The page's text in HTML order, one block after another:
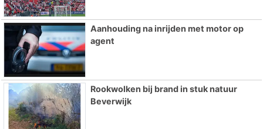
Aanhouding na inrijden met motor op
agent
Rookwolken bij brand in stuk natuur
Beverwijk